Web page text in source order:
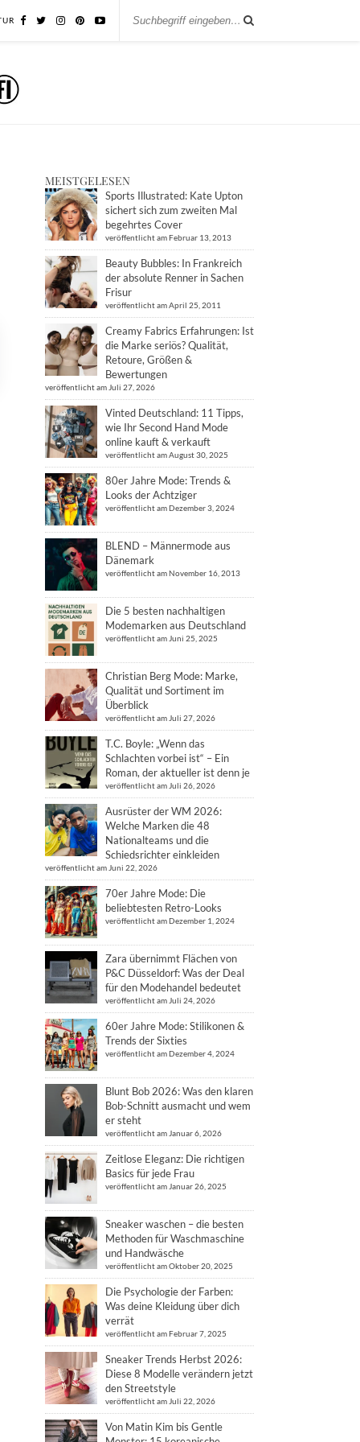
MEISTGELESEN
Sports Illustrated: Kate Upton
sichert sich zum zweiten Mal
begehrtes Cover
veröffentlicht am Februar 13, 2013
Beauty Bubbles: In Frankreich
der absolute Renner in Sachen
Frisur
veröffentlicht am April 25, 2011
Creamy Fabrics Erfahrungen: Ist
die Marke seriös? Qualität,
Retoure, Größen &
Bewertungen
veröffentlicht am Juli 27, 2026
Vinted Deutschland: 11 Tipps,
wie Ihr Second Hand Mode
online kauft & verkauft
veröffentlicht am August 30, 2025
80er Jahre Mode: Trends &
Looks der Achtziger
veröffentlicht am Dezember 3, 2024
BLEND – Männermode aus
Dänemark
veröffentlicht am November 16, 2013
Die 5 besten nachhaltigen
Modemarken aus Deutschland
veröffentlicht am Juni 25, 2025
Christian Berg Mode: Marke,
Qualität und Sortiment im
Überblick
veröffentlicht am Juli 27, 2026
T.C. Boyle: „Wenn das
Schlachten vorbei ist“ – Ein
Roman, der aktueller ist denn je
veröffentlicht am Juli 26, 2026
Ausrüster der WM 2026:
Welche Marken die 48
Nationalteams und die
Schiedsrichter einkleiden
veröffentlicht am Juni 22, 2026
70er Jahre Mode: Die
beliebtesten Retro-Looks
veröffentlicht am Dezember 1, 2024
Zara übernimmt Flächen von
P&C Düsseldorf: Was der Deal
für den Modehandel bedeutet
veröffentlicht am Juli 24, 2026
60er Jahre Mode: Stilikonen &
Trends der Sixties
veröffentlicht am Dezember 4, 2024
Blunt Bob 2026: Was den klaren
Bob-Schnitt ausmacht und wem
er steht
veröffentlicht am Januar 6, 2026
Zeitlose Eleganz: Die richtigen
Basics für jede Frau
veröffentlicht am Januar 26, 2025
Sneaker waschen – die besten
Methoden für Waschmaschine
und Handwäsche
veröffentlicht am Oktober 20, 2025
Die Psychologie der Farben:
Was deine Kleidung über dich
verrät
veröffentlicht am Februar 7, 2025
Sneaker Trends Herbst 2026:
Diese 8 Modelle verändern jetzt
den Streetstyle
veröffentlicht am Juli 22, 2026
Von Matin Kim bis Gentle